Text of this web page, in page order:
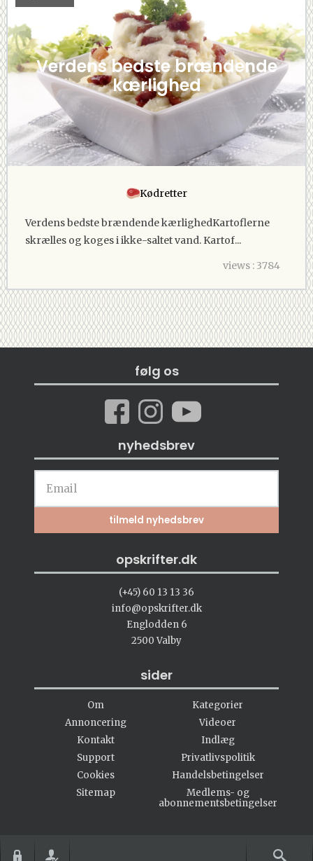
Verdens bedste brændende
kærlighed
Kødretter
Verdens bedste brændende kærlighedKartoflerne
skrælles og koges i ikke-saltet vand. Kartof...
views : 3784
følg os
nyhedsbrev
opskrifter.dk
(+45) 60 13 13 36
info@opskrifter.dk
Englodden 6
2500 Valby
sider
Om
Annoncering
Kontakt
Support
Cookies
Sitemap
Kategorier
Videoer
Indlæg
Privatlivspolitik
Handelsbetingelser
Medlems- og
abonnementsbetingelser